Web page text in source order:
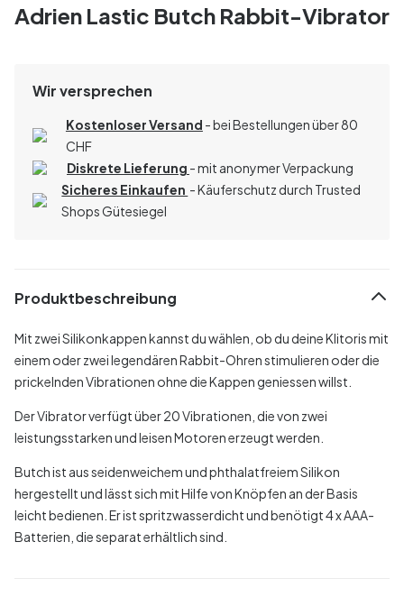
Adrien Lastic Butch Rabbit-Vibrator
Wir versprechen
Kostenloser Versand - bei Bestellungen über 80
CHF
Diskrete Lieferung - mit anonymer Verpackung
Sicheres Einkaufen - Käuferschutz durch Trusted
Shops Gütesiegel
Produktbeschreibung
Mit zwei Silikonkappen kannst du wählen, ob du deine Klitoris mit
einem oder zwei legendären Rabbit-Ohren stimulieren oder die
prickelnden Vibrationen ohne die Kappen geniessen willst.
Der Vibrator verfügt über 20 Vibrationen, die von zwei
leistungsstarken und leisen Motoren erzeugt werden.
Butch ist aus seidenweichem und phthalatfreiem Silikon
hergestellt und lässt sich mit Hilfe von Knöpfen an der Basis
leicht bedienen. Er ist spritzwasserdicht und benötigt 4 x AAA-
Batterien, die separat erhältlich sind.